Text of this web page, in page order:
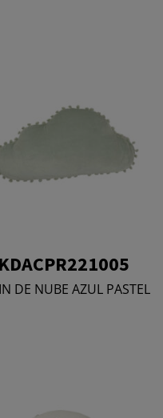
KDACPR221005
DE NUBE AZUL PASTEL